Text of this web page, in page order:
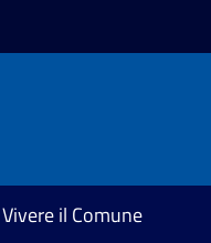
Vivere il Comune